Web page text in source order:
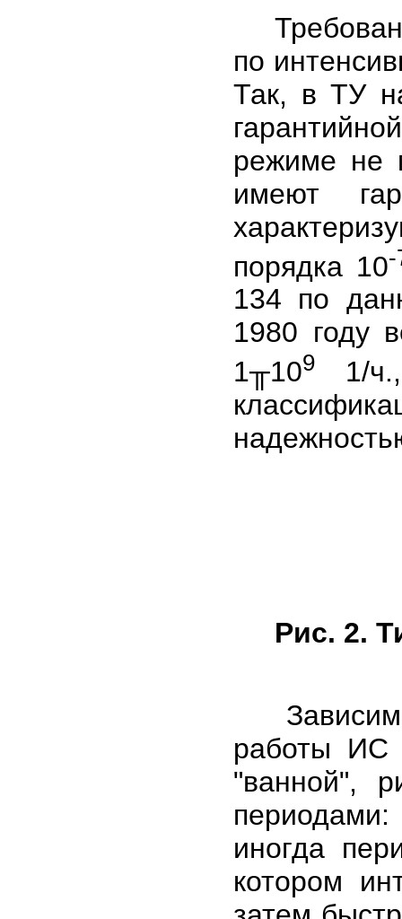
по
Так, в ТУ
режиме не
имеют
порядка 10-
134 по
1980 году
1╥109 1/
Рис. 2.
работы ИС
"ванной",
иногда
котором